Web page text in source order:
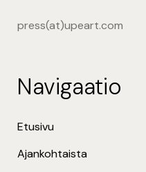
press(at)upeart.com
Navigaatio
Etusivu
Ajankohtaista